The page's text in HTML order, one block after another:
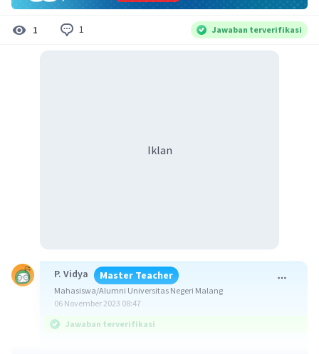
1 1 Jawaban terverifikasi
Iklan
P. Vidya Master Teacher
Mahasiswa/Alumni Universitas Negeri Malang
06 November 2023 08:47
Jawaban terverifikasi